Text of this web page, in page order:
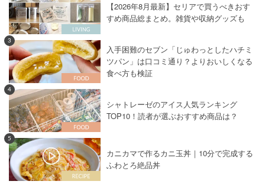
【2026年8月最新】セリアで買うべきおす
すめ商品総まとめ。雑貨や収納グッズも
3
入手困難のセブン「じゅわっとしたハチミ
ツパン」は口コミ通り？よりおいしくなる
食べ方も検証
4
シャトレーゼのアイス人気ランキング
TOP10！読者が選ぶおすすめ商品は？
5
カニカマで作るカニ玉丼｜10分で完成する
ふわとろ絶品丼